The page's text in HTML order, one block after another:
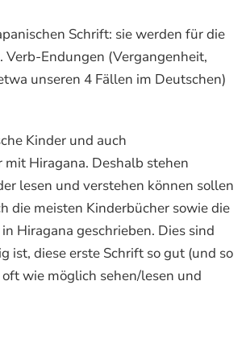
Schrift: sie werden für die
Endungen (Vergangenheit,
unseren 4 Fällen im Deutschen)
Kinder und auch
Hiragana. Deshalb stehen
lesen und verstehen können sollen
die meisten Kinderbücher sowie die
Hiragana geschrieben. Dies sind
ist, diese erste Schrift so gut (und so
wie möglich sehen/lesen und